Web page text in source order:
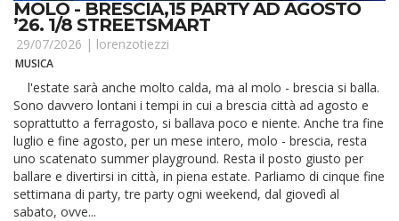
MOLO - BRESCIA,15 PARTY AD AGOSTO
’26. 1/8 STREETSMART
29/07/2026 | lorenzotiezzi
MUSICA
l'estate sarà anche molto calda, ma al molo - brescia si balla.
Sono davvero lontani i tempi in cui a brescia città ad agosto e
soprattutto a ferragosto, si ballava poco e niente. Anche tra fine
luglio e fine agosto, per un mese intero, molo - brescia, resta
uno scatenato summer playground. Resta il posto giusto per
ballare e divertirsi in città, in piena estate. Parliamo di cinque fine
settimana di party, tre party ogni weekend, dal giovedì al
sabato, ovve...